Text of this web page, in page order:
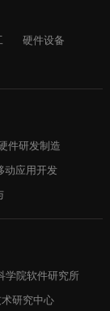
硬件设备
件研发制造
动应用开发
学院软件研究所
研究中心